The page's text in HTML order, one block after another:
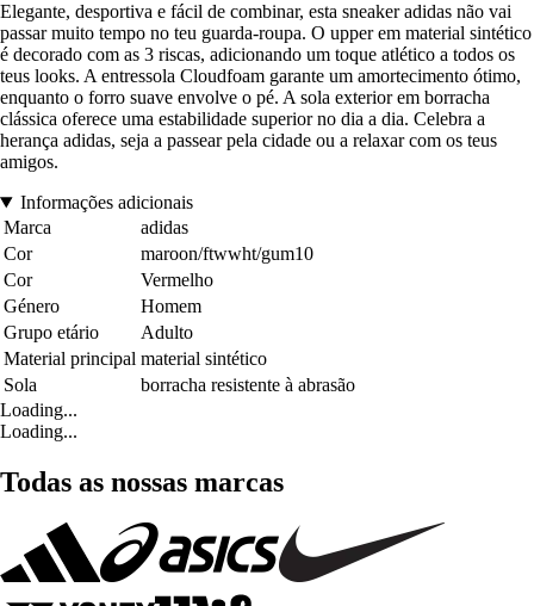
Elegante, desportiva e fácil de combinar, esta sneaker adidas não vai
passar muito tempo no teu guarda-roupa. O upper em material sintético
é decorado com as 3 riscas, adicionando um toque atlético a todos os
teus looks. A entressola Cloudfoam garante um amortecimento ótimo,
enquanto o forro suave envolve o pé. A sola exterior em borracha
clássica oferece uma estabilidade superior no dia a dia. Celebra a
herança adidas, seja a passear pela cidade ou a relaxar com os teus
amigos.
Informações adicionais
Marca
adidas
Cor
maroon/ftwwht/gum10
Cor
Vermelho
Género
Homem
Grupo etário
Adulto
Material principal material sintético
Sola
borracha resistente à abrasão
Loading...
Loading...
Todas as nossas marcas